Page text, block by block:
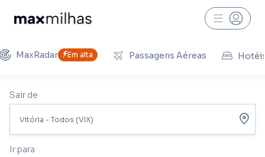
MaxRadar Em alta Passagens Aéreas
Sair de
Ir para